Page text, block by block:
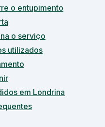
o entupimento
o serviço
utilizados
em Londrina